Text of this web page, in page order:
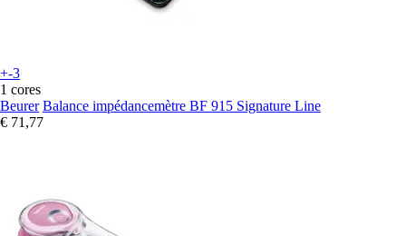
+-3
1 cores
Beurer Balance impédancemètre BF 915 Signature Line
€ 71,77